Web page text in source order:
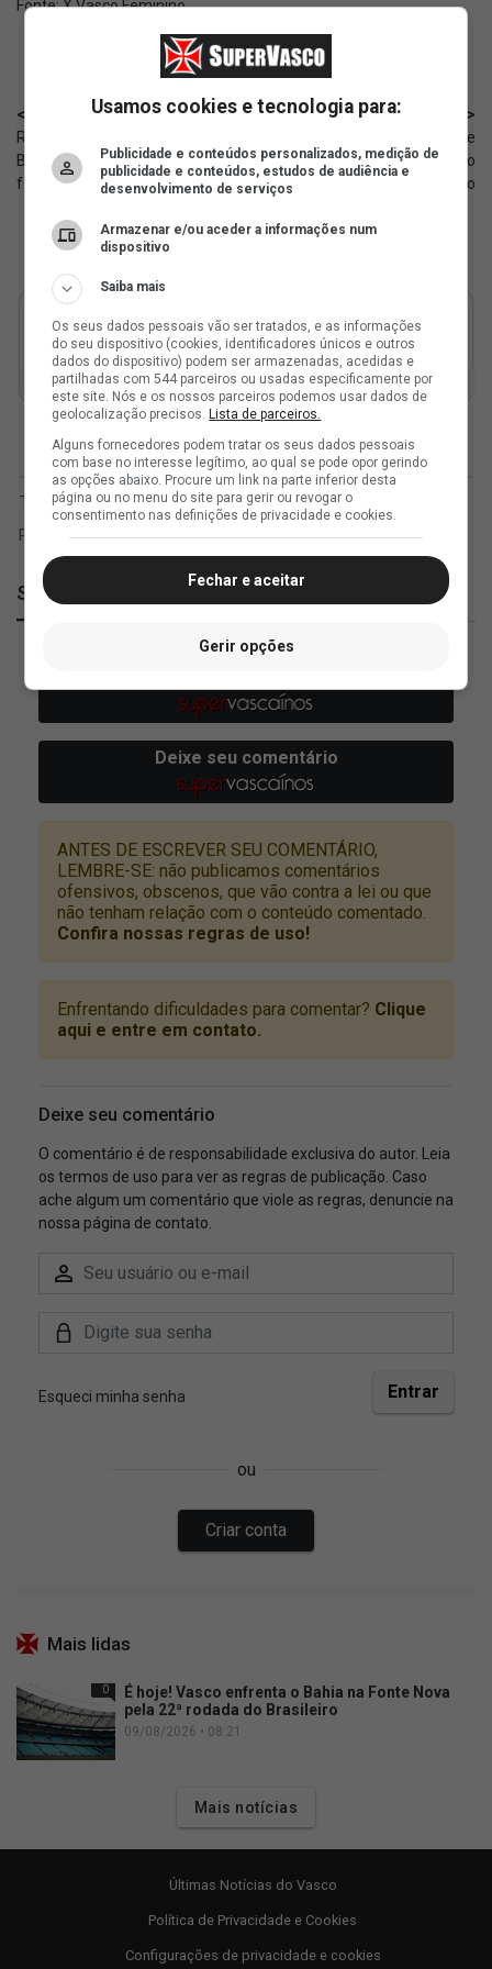
Fonte:X Vasco Feminino
< Anterior
Rayan treinou com a Seleção
Brasileira na Granja Comary;
fotos
Próximo >
Feminino: O gol de Vick que
garantiu a classificação do
Vasco; vídeo
SuperVasco
Mais lidas
0
É hoje! Vasco enfrenta o Bahia na Fonte Nova
pela 22ª rodada do Brasileiro
09/08/2026 • 08:21
Mais notícias
Últimas Notícias do Vasco
Política de Privacidade e Cookies
Configurações de privacidade e cookies
Usamos cookies e tecnologia para:
Publicidade e conteúdos personalizados, medição de
publicidade e conteúdos, estudos de audiência e
desenvolvimento de serviços
Armazenar e/ou aceder a informações num
dispositivo
Saiba mais
Os seus dados pessoais vão ser tratados, e as informações
do seu dispositivo (cookies, identificadores únicos e outros
dados do dispositivo) podem ser armazenadas, acedidas e
partilhadas com 544 parceiros ou usadas especificamente por
este site. Nós e os nossos parceiros podemos usar dados de
geolocalização precisos.Lista de parceiros.
Alguns fornecedores podem tratar os seus dados pessoais
com base no interesse legítimo, ao qual se pode opor gerindo
as opções abaixo. Procure um link na parte inferior desta
página ou no menu do site para gerir ou revogar o
consentimento nas definições de privacidade e cookies.
Fechar e aceitar
Gerir opções